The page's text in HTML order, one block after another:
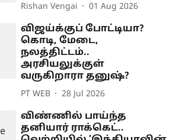
Rishan Vengai 01 Aug 2026
விஜய்க்குப் போட்டியா?
கொடி, மேடை,
நலத்திட்டம்..
அரசியலுக்குள்
வருகிறாரா தனுஷ்?
PT WEB 28 Jul 2026
விண்ணில் பாய்ந்த
தனியார் ராக்கெட்..